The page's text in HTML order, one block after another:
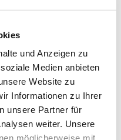
und Anzeigen zu
Medien anbieten
Website zu
Informationen zu Ihrer
unsere Partner für
weiter. Unsere
möglicherweise mit
für Urologie, Innsbruck
am BKH Reutte und am
BKH Kufstein
Arzt für Allgemeinmedizin und
Grossbetriebe
und Schwaz